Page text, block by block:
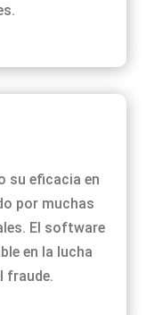
su eficacia en
por muchas
El software
en la lucha
fraude.